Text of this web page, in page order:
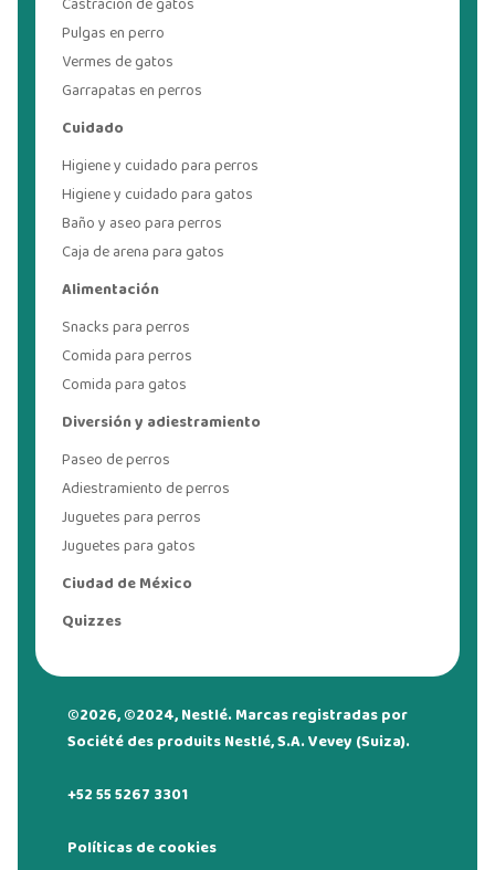
Pulgas en perro
Vermes de gatos
Garrapatas en perros
Cuidado
Higiene y cuidado para perros
Higiene y cuidado para gatos
Baño y aseo para perros
Caja de arena para gatos
Alimentación
Snacks para perros
Comida para perros
Comida para gatos
Diversión y adiestramiento
Paseo de perros
Adiestramiento de perros
Juguetes para perros
Juguetes para gatos
Ciudad de México
Quizzes
©2026, ©2024, Nestlé. Marcas registradas por
Société des produits Nestlé, S.A. Vevey (Suiza).
+52 55 5267 3301
Políticas de cookies